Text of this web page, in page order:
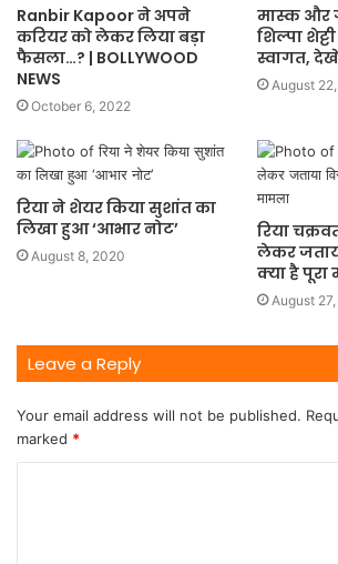
Ranbir Kapoor ने अपने
करियर को लेकर लिया बड़ा
फैसला…? | BOLLYWOOD
NEWS
October 6, 2022
मास्क और
शिल्पा
स्वागत,
August
रिया ने शेयर किया सुशांत का
लिखा हुआ ‘आभार नोट’
August 8, 2020
रिया
लेकर
क्या है पूरा
August
Leave a Reply
Your email address will not be published.
marked *